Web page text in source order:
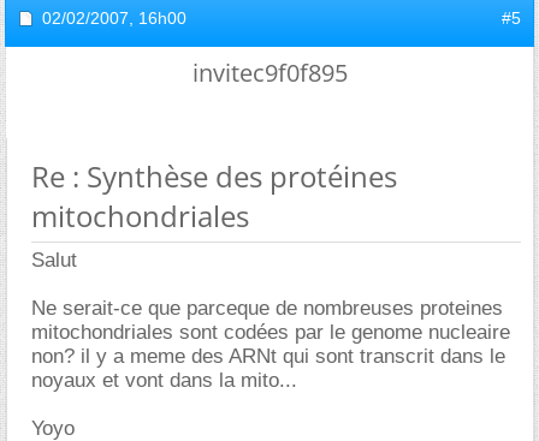
02/02/2007, 16h00 #5
invitec9f0f895
Re : Synthèse des protéines
mitochondriales
Salut
Ne serait-ce que parceque de nombreuses proteines
mitochondriales sont codées par le genome nucleaire
non? il y a meme des ARNt qui sont transcrit dans le
noyaux et vont dans la mito...
Yoyo